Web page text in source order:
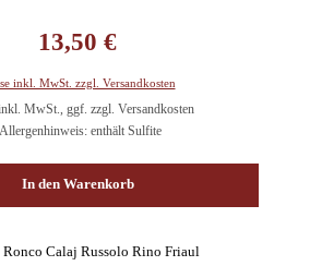
13,50 €
inkl. MwSt. zzgl. Versandkosten
MwSt., ggf. zzgl. Versandkosten
Allergenhinweis: enthält Sulfite
In den Warenkorb